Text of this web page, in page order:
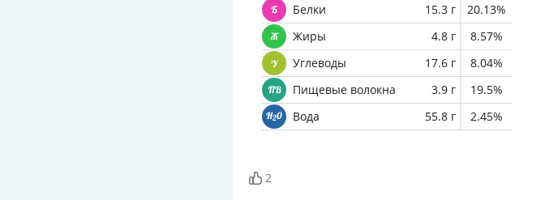
Белки
15.3 г
20.13%
Жиры
4.8 г
8.57%
Углеводы
17.6 г
8.04%
Пищевые волокна
3.9 г
19.5%
Вода
55.8 г 2.45%
2